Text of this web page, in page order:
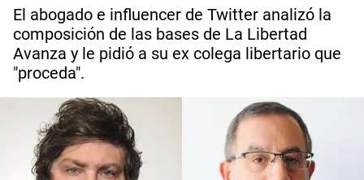
El abogado e influencer de Twitter analizó la
composición de las bases de La Libertad
Avanza y le pidió a su ex colega libertario que
"proceda".